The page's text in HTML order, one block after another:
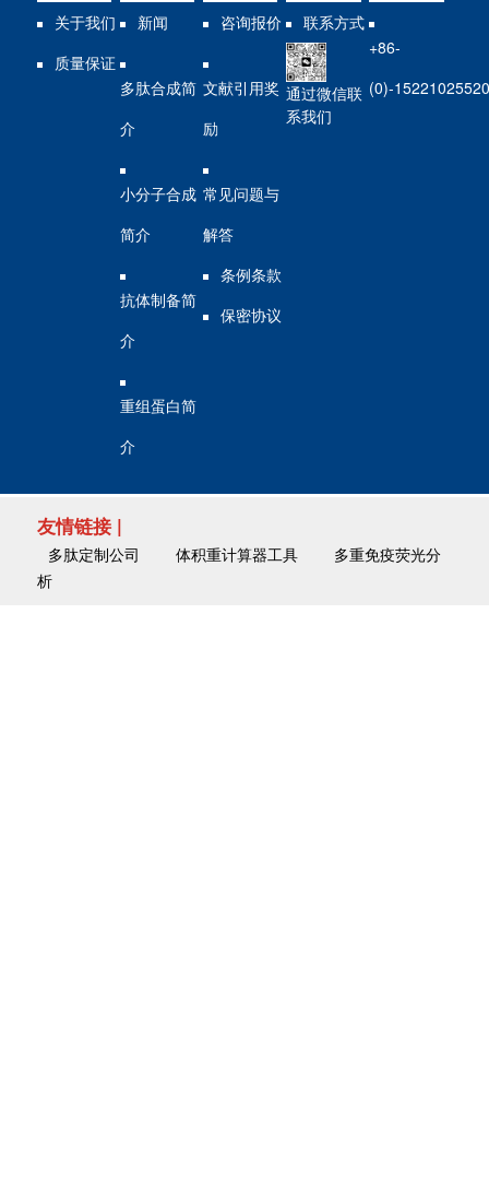
关于我们
质量保证
新闻
多肽合成简
介
小分子合成
简介
抗体制备简
介
重组蛋白简
介
咨询报价
文献引用奖
励
常见问题与
解答
条例条款
保密协议
联系方式
通过微信联
系我们
+86-
(0)-
友情链接 |
多肽定制公司 体积重计算器工具 多重免疫荧光分
析